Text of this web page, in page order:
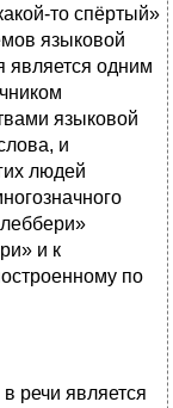
то спёртый»
языковой
является одним
языковой
и
людей
и к
по
речи является